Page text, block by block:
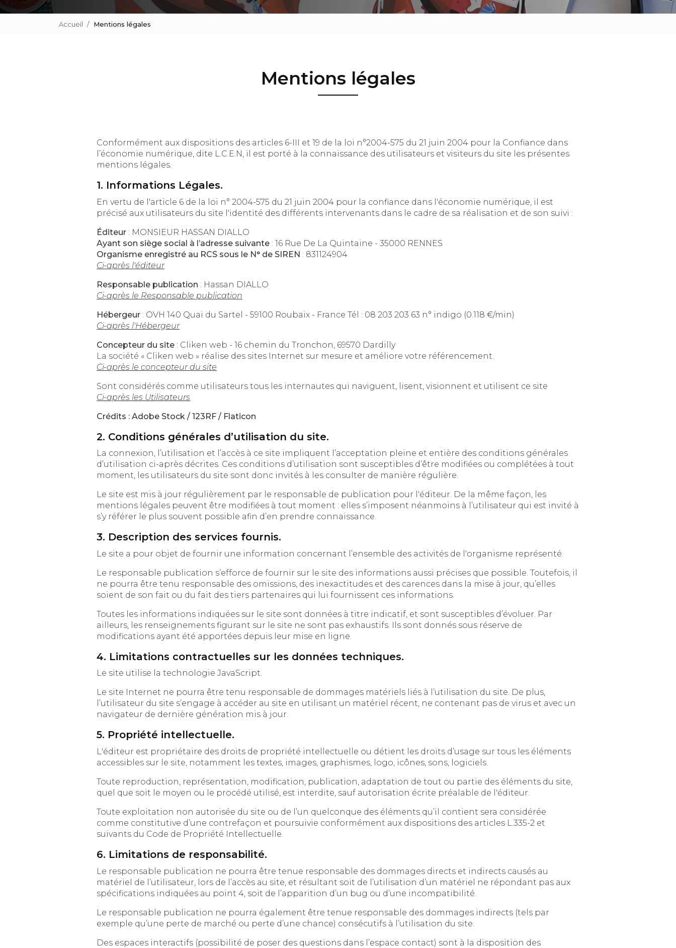
Accueil Mentions légales
Mentions légales
Conformément aux dispositions des articles 6-III et 19 de la loi n°2004-575 du 21 juin 2004 pour la Confiance dans
l’économie numérique, dite L.C.E.N, il est porté à la connaissance des utilisateurs et visiteurs du site les présentes
mentions légales.
1. Informations Légales.
En vertu de l'article 6 de la loi n° 2004-575 du 21 juin 2004 pour la confiance dans l'économie numérique, il est
précisé aux utilisateurs du site l'identité des différents intervenants dans le cadre de sa réalisation et de son suivi :
Éditeur : MONSIEUR HASSAN DIALLO
Ayant son siège social à l’adresse suivante : 16 Rue De La Quintaine - 35000 RENNES
Organisme enregistré au RCS sous le N° de SIREN : 831124904
Ci-après l'éditeur
Responsable publication : Hassan DIALLO
Ci-après le Responsable publication
Hébergeur
: OVH 140 Quai du Sartel - 59100 Roubaix - France Tél : 08 203 203 63 n° indigo (0.118 €/min)
Ci-après l'Hébergeur
Concepteur du site : Cliken web - 16 chemin du Tronchon, 69570 Dardilly
La société « Cliken web » réalise des sites Internet sur mesure et améliore votre référencement.
Ci-après le concepteur du site
Sont considérés comme utilisateurs tous les internautes qui naviguent, lisent, visionnent et utilisent ce site
Ci-après les Utilisateurs
Crédits : Adobe Stock / 123RF / Flaticon
2. Conditions générales d’utilisation du site.
La connexion, l’utilisation et l’accès à ce site impliquent l’acceptation pleine et entière des conditions générales
d’utilisation ci-après décrites. Ces conditions d’utilisation sont susceptibles d’être modifiées ou complétées à tout
moment, les utilisateurs du site sont donc invités à les consulter de manière régulière.
Le site est mis à jour régulièrement par le responsable de publication pour l'éditeur. De la même façon, les
mentions légales peuvent être modifiées à tout moment : elles s’imposent néanmoins à l’utilisateur qui est invité à
s’y référer le plus souvent possible afin d’en prendre connaissance.
3. Description des services fournis.
Le site a pour objet de fournir une information concernant l’ensemble des activités de l'organisme représenté.
Le responsable publication s’efforce de fournir sur le site des informations aussi précises que possible. Toutefois, il
ne pourra être tenu responsable des omissions, des inexactitudes et des carences dans la mise à jour, qu’elles
soient de son fait ou du fait des tiers partenaires qui lui fournissent ces informations.
Toutes les informations indiquées sur le site sont données à titre indicatif, et sont susceptibles d’évoluer. Par
ailleurs, les renseignements figurant sur le site ne sont pas exhaustifs. Ils sont donnés sous réserve de
modifications ayant été apportées depuis leur mise en ligne.
4. Limitations contractuelles sur les données techniques.
Le site utilise la technologie JavaScript.
Le site Internet ne pourra être tenu responsable de dommages matériels liés à l’utilisation du site. De plus,
l’utilisateur du site s’engage à accéder au site en utilisant un matériel récent, ne contenant pas de virus et avec un
navigateur de dernière génération mis à jour.
5. Propriété intellectuelle.
L'éditeur est propriétaire des droits de propriété intellectuelle ou détient les droits d’usage sur tous les éléments
accessibles sur le site, notamment les textes, images, graphismes, logo, icônes, sons, logiciels.
Toute reproduction, représentation, modification, publication, adaptation de tout ou partie des éléments du site,
quel que soit le moyen ou le procédé utilisé, est interdite, sauf autorisation écrite préalable de l'éditeur.
Toute exploitation non autorisée du site ou de l’un quelconque des éléments qu’il contient sera considérée
comme constitutive d’une contrefaçon et poursuivie conformément aux dispositions des articles L.335-2 et
suivants du Code de Propriété Intellectuelle.
6. Limitations de responsabilité.
Le responsable publication ne pourra être tenue responsable des dommages directs et indirects causés au
matériel de l’utilisateur, lors de l’accès au site, et résultant soit de l’utilisation d’un matériel ne répondant pas aux
spécifications indiquées au point 4, soit de l’apparition d’un bug ou d’une incompatibilité.
Le responsable publication ne pourra également être tenue responsable des dommages indirects (tels par
exemple qu’une perte de marché ou perte d’une chance) consécutifs à l’utilisation du site.
Des espaces interactifs (possibilité de poser des questions dans l’espace contact) sont à la disposition des